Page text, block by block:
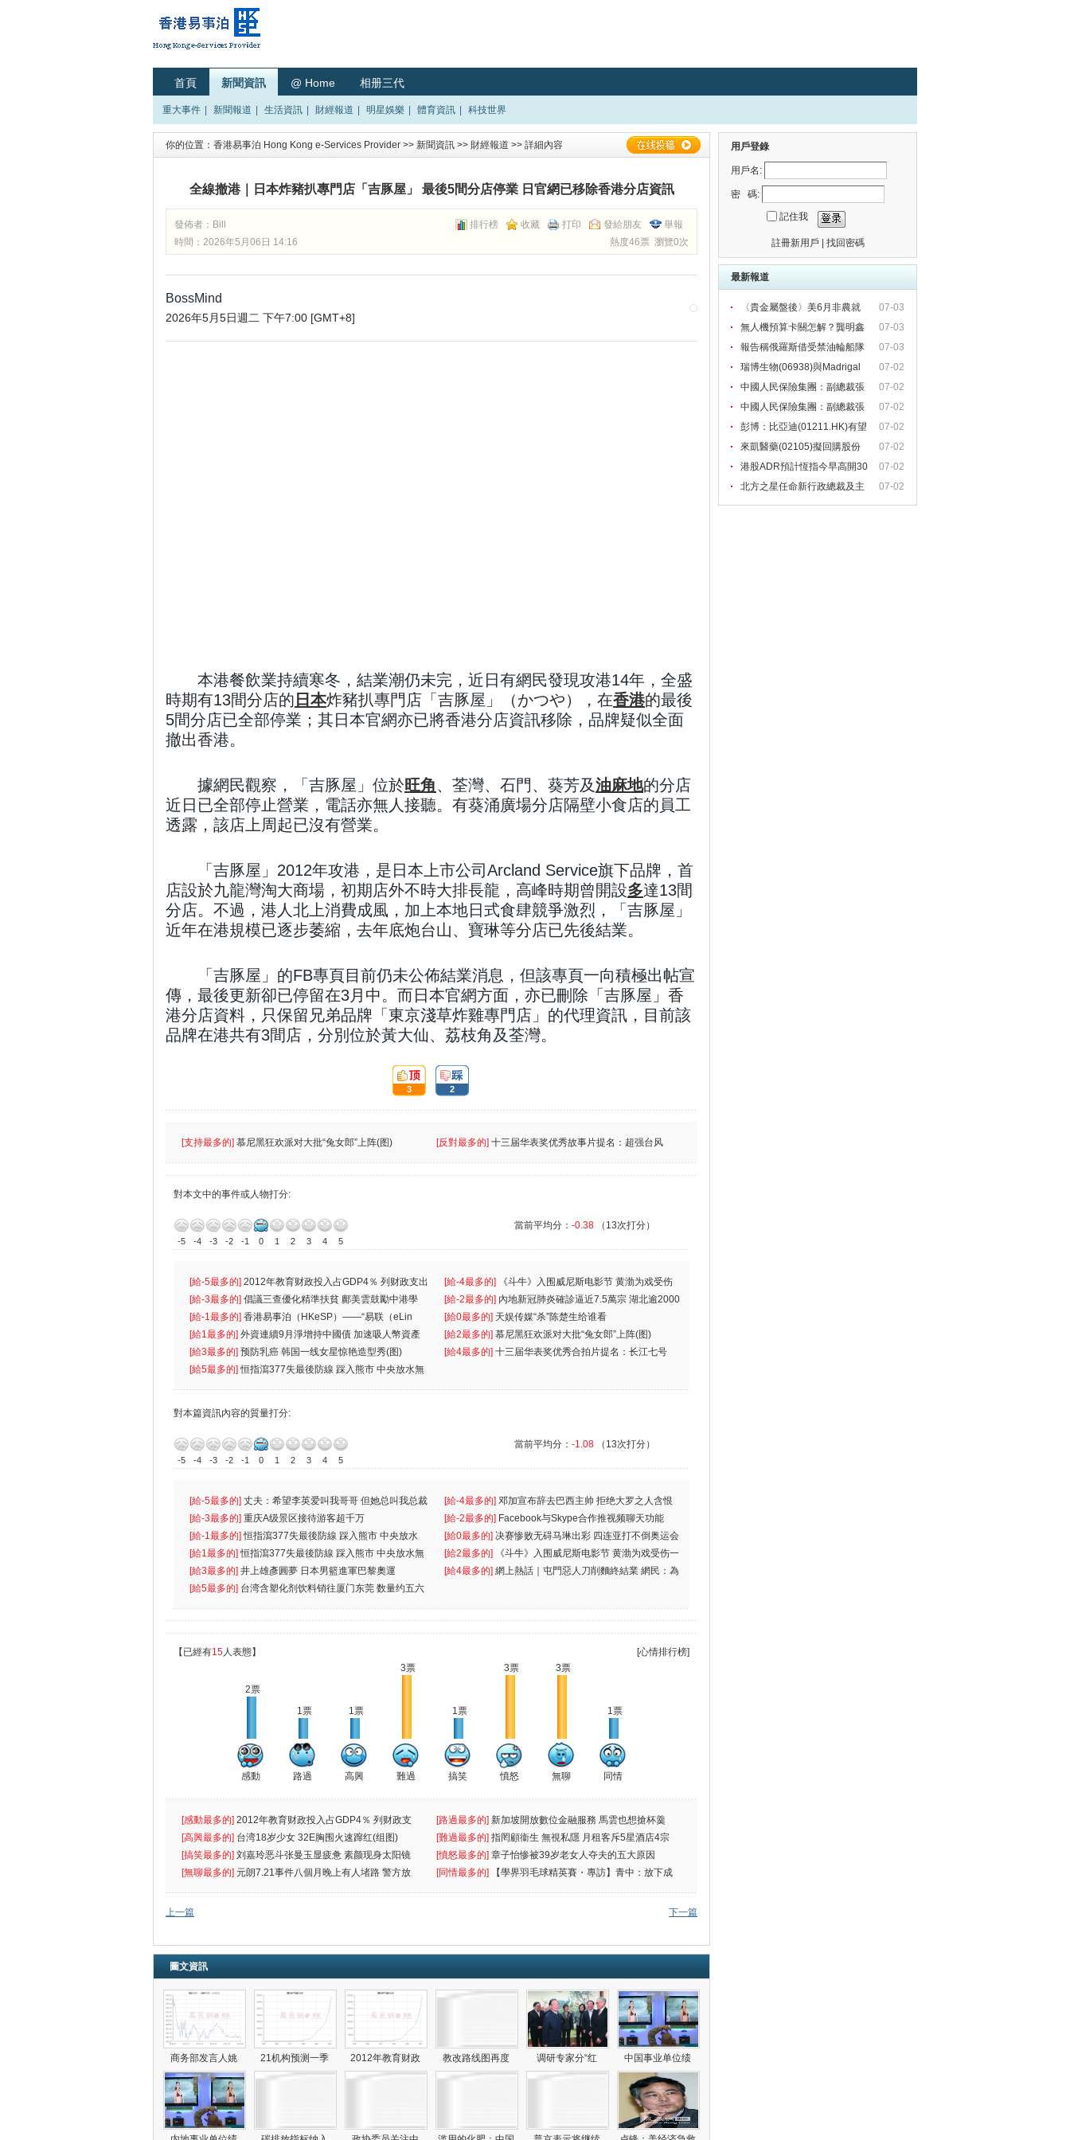
首頁 新聞資訊 @ Home 相册三代
重大事件 新聞報道 生活資訊 財經報道 明星娛樂 體育資訊 科技世界
你的位置： 香港易事泊 Hong Kong e-Services Provider >> 新聞資訊 >> 財經報道 >> 詳細內容
全線撤港｜日本炸豬扒專門店「吉豚屋」 最後5間分店停業 日官網已移除香港分店資訊
排行榜 收藏 打印 發給朋友 舉報
發佈者： Bill
熱度46票 瀏覽0次
時間：2026年5月06日 14:16
BossMind
2026年5月5日週二 下午7:00 [GMT+8]
本港餐飲業持續寒冬，結業潮仍未完，近日有網民發現攻港14年，全盛
時期有13間分店的 日本炸豬扒專門店「吉豚屋」（かつや），在香港的最後
5間分店已全部停業；其日本官網亦已將香港分店資訊移除，品牌疑似全面
撤出香港。
據網民觀察，「吉豚屋」位於旺角、荃灣、石門、葵芳及油麻地的分店
近日已全部停止營業，電話亦無人接聽。有葵涌廣場分店隔壁小食店的員工
透露，該店上周起已沒有營業。
「吉豚屋」2012年攻港，是日本上市公司Arcland Service旗下品牌，首
店設於九龍灣淘大商場，初期店外不時大排長龍，高峰時期曾開設多達13間
分店。不過，港人北上消費成風，加上本地日式食肆競爭激烈，「吉豚屋」
近年在港規模已逐步萎縮，去年底炮台山、寶琳等分店已先後結業。
「吉豚屋」的FB專頁目前仍未公佈結業消息，但該專頁一向積極出帖宣
傳，最後更新卻已停留在3月中。而日本官網方面，亦已刪除「吉豚屋」香
港分店資料，只保留兄弟品牌「東京淺草炸雞專門店」的代理資訊，目前該
品牌在港共有3間店，分別位於黃大仙、荔枝角及荃灣。
頂:
3
踩:
2
[支持最多的] 慕尼黑狂欢派对大批“兔女郎”上阵(图) [反對最多的] 十三届华表奖优秀故事片提名：超强台风
對本文中的事件或人物打分:
-5 -4 -3 -2 -1 0 1 2 3 4 5
當前平均分： -0.38 （13次打分）
[給-5最多的] 2012年教育财政投入占GDP4％ 列财政支出
首位
[給-4最多的]
《斗牛》入围威尼斯电影节 黄渤为戏受伤
一
[給-3最多的] 倡議三查優化精準扶貧 鄺美雲鼓勵中港學
生
[給-2最多的] 內地新冠肺炎確診逼近7.5萬宗 湖北逾2000
人
[給-1最多的] 香港易事泊（HKeSP）——“易联（eLin
k）”项目
[給0最多的] 天娱传媒“杀”陈楚生给谁看
[給1最多的] 外資連續9月淨增持中國債 加速吸人幣資產 [給2最多的] 慕尼黑狂欢派对大批“兔女郎”上阵(图)
[給3最多的] 预防乳癌 韩国一线女星惊艳造型秀(图) [給4最多的] 十三届华表奖优秀合拍片提名：长江七号
[給5最多的]恒指瀉377失最後防線 踩入熊市 中央放水無
對本篇資訊內容的質量打分:
-5 -4 -3 -2 -1 0 1 2 3 4 5
當前平均分： -1.08 （13次打分）
[給-5最多的] 丈夫：希望李英爱叫我哥哥 但她总叫我总裁
先
[給-4最多的] 邓加宣布辞去巴西主帅 拒绝大罗之人含恨
离
[給-3最多的] 重庆A级景区接待游客超千万 [給-2最多的] Facebook与Skype合作推视频聊天功能
[給-1最多的]恒指瀉377失最後防線 踩入熊市 中央放水
無
[給0最多的] 决赛惨败无碍马琳出彩 四连亚打不倒奥运会
[給1最多的]恒指瀉377失最後防線 踩入熊市 中央放水無 [給2最多的]
《斗牛》入围威尼斯电影节 黄渤为戏受伤一
[給3最多的] 井上雄彥圓夢 日本男籃進軍巴黎奧運 [給4最多的] 網上熱話｜屯門惡人刀削麵終結業 網民：為
[給5最多的] 台湾含塑化剂饮料销往厦门东莞 数量约五六
[心情排行榜]
【已經有15人表態】
2票
感動
1票
路過
1票
高興
3票
難過
1票
搞笑
3票
憤怒
3票
無聊
1票
同情
[感動最多的] 2012年教育财政投入占GDP4％ 列财政支
出首位
[路過最多的] 新加坡開放數位金融服務 馬雲也想搶杯羹
[高興最多的] 台湾18岁少女 32E胸围火速蹿红(组图) [難過最多的] 指罔顧衞生 無視私隱 月租客斥5星酒店4宗
罪
[搞笑最多的] 刘嘉玲恶斗张曼玉显疲惫 素颜现身太阳镜
遮
[憤怒最多的] 章子怡惨被39岁老女人夺夫的五大原因
[無聊最多的] 元朗7.21事件八個月晚上有人堵路 警方放
催
[同情最多的]
【學界羽毛球精英賽・專訪】青中：放下成
敗
上一篇
下一篇
圖文資訊
商务部发言人姚 21机构预测一季 2012年教育财政 教改路线图再度 调研专家分“红 中国事业单位绩
用戶登錄
用戶名:
密 碼:
記住我
註冊新用戶 找回密碼
最新報道
07-03
〈貴金屬盤後〉美6月非農就
07-03
無人機預算卡關怎解？龔明鑫
表
07-03
報告稱俄羅斯借受禁油輪船隊
07-02
瑞博生物(06938)與Madrigal
07-02
中國人民保險集團：副總裁張
道
07-02
中國人民保險集團：副總裁張
道
07-02
彭博：比亞迪(01211.HK)有望
再
07-02
來凱醫藥(02105)擬回購股份
07-02
港股ADR預計恆指今早高開30
1
07-02
北方之星任命新行政總裁及主